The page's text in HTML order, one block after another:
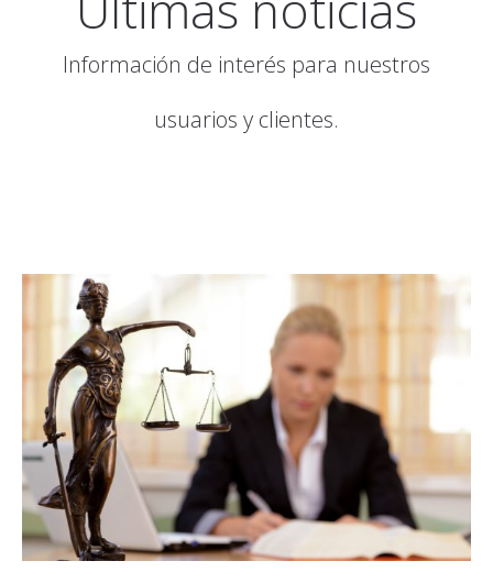
Información de interés para nuestros
usuarios y clientes.